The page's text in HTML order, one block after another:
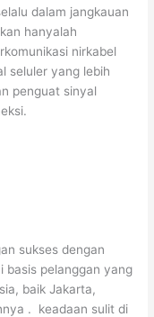
dalam jangkauan
hanyalah
nirkabel
seluler yang lebih
penguat sinyal
sukses dengan
basis pelanggan yang
baik Jakarta,
. keadaan sulit di